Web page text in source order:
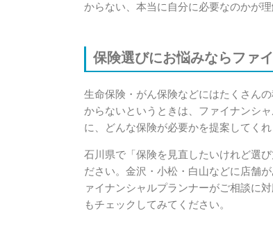
からない、本当に自分に必要なのかが
保険選びにお悩みならファ
生命保険・がん保険などにはたくさん
からないというときは、ファイナンシ
に、どんな保険が必要かを提案してくれ
石川県で「保険を見直したいけれど選
ださい。金沢・小松・白山などに店舗
ァイナンシャルプランナーがご相談に
もチェックしてみてください。